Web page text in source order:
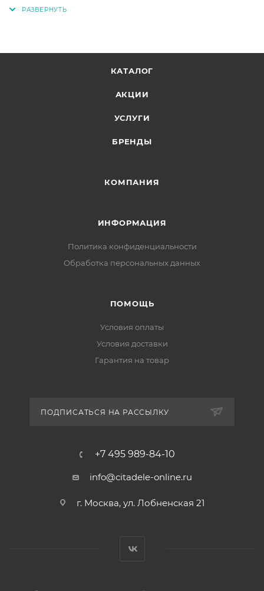
КАТАЛОГ
АКЦИИ
УСЛУГИ
БРЕНДЫ
КОМПАНИЯ
ИНФОРМАЦИЯ
Политика конфиденциальности
Обработка персональных данных
ПОМОЩЬ
Условия оплаты
Условия доставки
Гарантия на товар
ПОДПИСАТЬСЯ НА РАССЫЛКУ
+7 495 989-84-10
info@citadele-online.ru
г. Москва, ул. Лобненская 21